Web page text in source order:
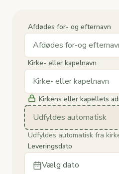
Afdødes for- og efternavn
Kirke- eller kapelnavn
Kirkens eller kapellets
Udfyldes automatisk
Udfyldes automatisk fra
Leveringsdato
Vælg dato